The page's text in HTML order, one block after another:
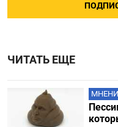
ЧИТАТЬ ЕЩЕ